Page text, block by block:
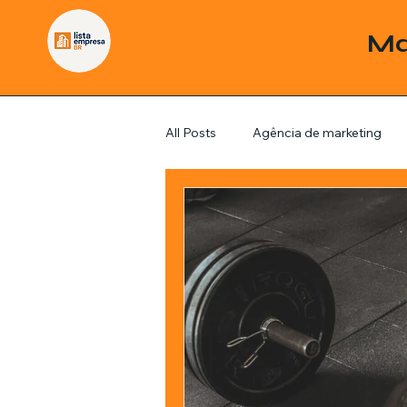
All Posts Agência de marketing
Pordutos Sem
Política Economia
Estratégias de marketing